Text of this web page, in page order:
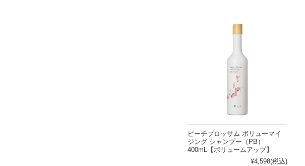
ピーチブロッサム ボリューマイ
ジング シャンプー（PB）
400mL【ボリュームアップ】
¥4,598(税込)